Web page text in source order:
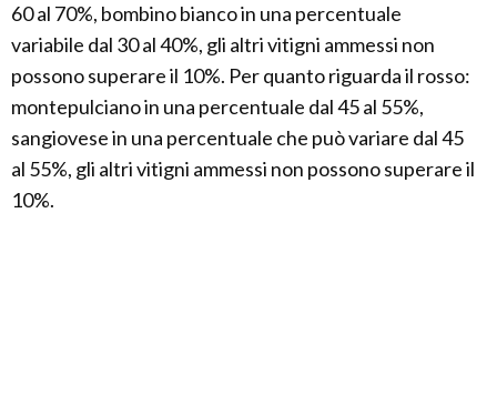
60 al 70%, bombino bianco in una percentuale
variabile dal 30 al 40%, gli altri vitigni ammessi non
possono superare il 10%. Per quanto riguarda il rosso:
montepulciano in una percentuale dal 45 al 55%,
sangiovese in una percentuale che può variare dal 45
al 55%, gli altri vitigni ammessi non possono superare il
10%.